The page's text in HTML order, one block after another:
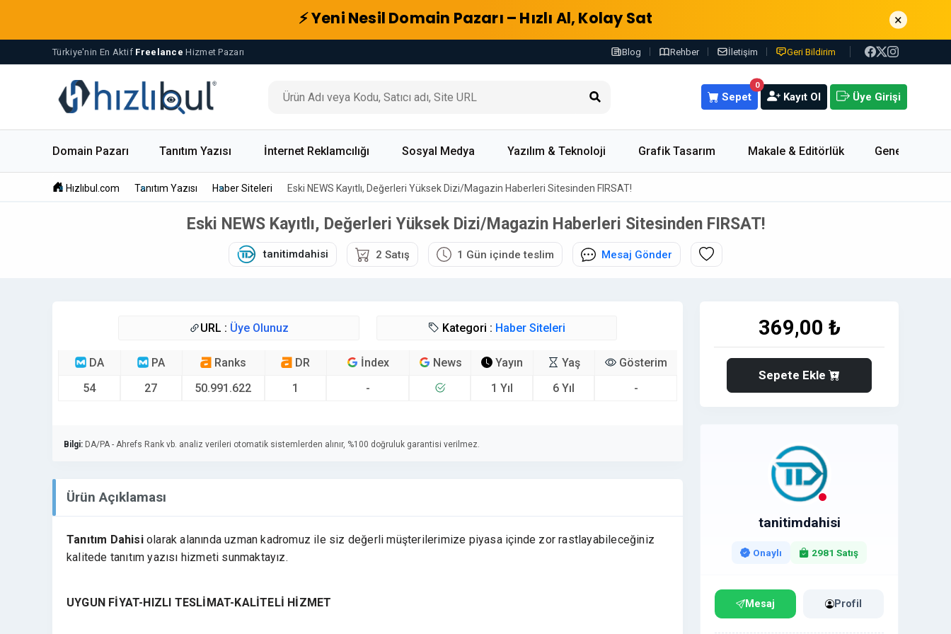
⚡ Yeni Nesil Domain Pazarı – Hızlı Al, Kolay Sat ×
Türkiye'nin En Aktif Freelance Hizmet Pazarı Blog Rehber İletişim Geri Bildirim
0
Sepet Kayıt Ol Üye Girişi
Domain Pazarı Tanıtım Yazısı İnternet Reklamcılığı Sosyal Medya Yazılım & Teknoloji Grafik Tasarım Makale & Editörlük Genel
Hızlıbul.com Tanıtım Yazısı Haber Siteleri Eski NEWS Kayıtlı, Değerleri Yüksek Dizi/Magazin Haberleri Sitesinden FIRSAT!
Eski NEWS Kayıtlı, Değerleri Yüksek Dizi/Magazin Haberleri Sitesinden FIRSAT!
tanitimdahisi 2 Satış 1 Gün içinde teslim Mesaj Gönder
URL : Üye Olunuz Kategori : Haber Siteleri
DA
54
PA
27
Ranks
50.991.622
DR
1
İndex
-
News
Yayın
1 Yıl
Yaş
6 Yıl
Gösterim
-
Bilgi: DA/PA - Ahrefs Rank vb. analiz verileri otomatik sistemlerden alınır, %100 doğruluk garantisi verilmez.
Ürün Açıklaması
Tanıtım Dahisiolarak alanında uzman kadromuz ile siz değerli müşterilerimize piyasa içinde zor rastlayabileceğiniz
kalitede tanıtım yazısı hizmeti sunmaktayız.
UYGUN FİYAT-HIZLI TESLİMAT-KALİTELİ HİZMET
369,00 ₺
Sepete Ekle
tanitimdahisi
Onaylı 2981 Satış
Mesaj Profil